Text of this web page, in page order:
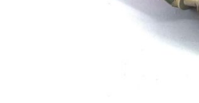
MOTORE(142)